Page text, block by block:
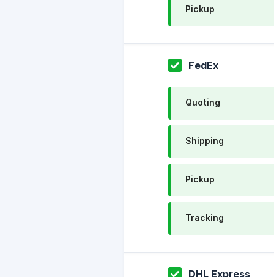
Pickup
FedEx
Quoting
Shipping
Pickup
Tracking
DHL Express